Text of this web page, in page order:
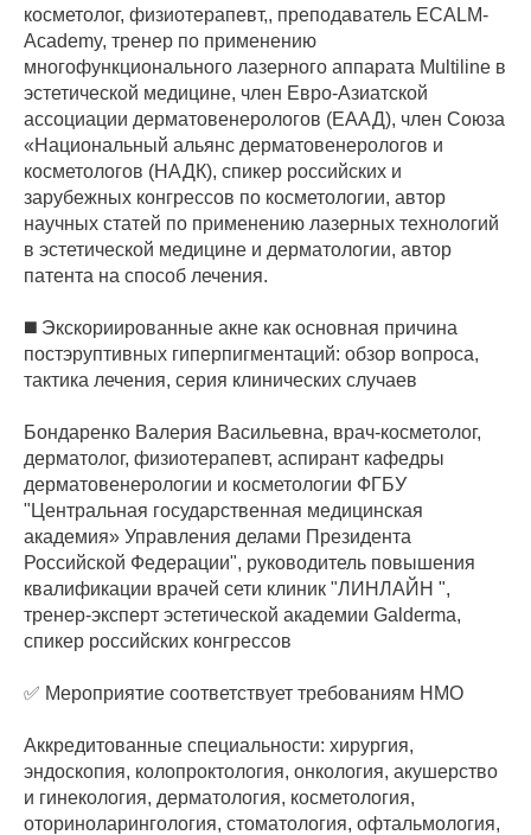
косметолог, физиотерапевт,, преподаватель ECALM-
Academy, тренер по применению
многофункционального лазерного аппарата Multiline в
эстетической медицине, член Евро-Азиатской
ассоциации дерматовенерологов (ЕААД), член Союза
«Национальный альянс дерматовенерологов и
косметологов (НАДК), спикер российских и
зарубежных конгрессов по косметологии, автор
научных статей по применению лазерных технологий
в эстетической медицине и дерматологии, автор
патента на способ лечения.
◼️ Экскориированные акне как основная причина
постэруптивных гиперпигментаций: обзор вопроса,
тактика лечения, серия клинических случаев
Бондаренко Валерия Васильевна, врач-косметолог,
дерматолог, физиотерапевт, аспирант кафедры
дерматовенерологии и косметологии ФГБУ
"Центральная государственная медицинская
академия» Управления делами Президента
Российской Федерации", руководитель повышения
квалификации врачей сети клиник "ЛИНЛАЙН ",
тренер-эксперт эстетической академии Galderma,
спикер российских конгрессов
✅ Мероприятие соответствует требованиям НМО
Аккредитованные специальности: хирургия,
эндоскопия, колопроктология, онкология, акушерство
и гинекология, дерматология, косметология,
оториноларингология, стоматология, офтальмология,